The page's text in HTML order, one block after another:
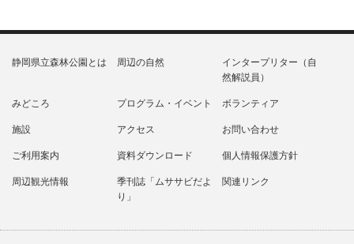
静岡県立森林公園とは 周辺の自然
インタープリター（自
然解説員）
みどころ プログラム・イベント ボランティア
施設 アクセス お問い合わせ
ご利用案内 資料ダウンロード 個人情報保護方針
周辺観光情報
季刊誌「ムササビだよ
り」
関連リンク